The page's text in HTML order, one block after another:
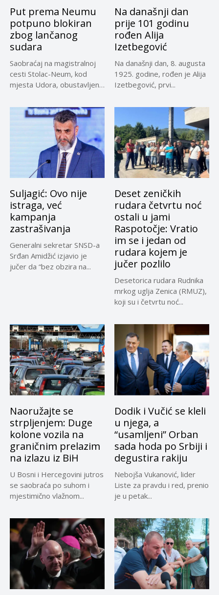
Put prema Neumu
potpuno blokiran
zbog lančanog
sudara
Saobraćaj na magistralnoj
cesti Stolac-Neum, kod
mjesta Udora, obustavljen
Na današnji dan
prije 101 godinu
rođen Alija
Izetbegović
Na današnji dan, 8. augusta
1925. godine, rođen je Alija
Izetbegović, prvi...
Suljagić: Ovo nije
istraga, već
kampanja
zastrašivanja
Generalni sekretar SNSD-a
Srđan Amidžić izjavio je
jučer da “bez obzira na...
Deset zeničkih
rudara četvrtu noć
ostali u jami
Raspotočje: Vratio
im se i jedan od
rudara kojem je
jučer pozlilo
Desetorica rudara Rudnika
mrkog uglja Zenica (RMUZ),
koji su i četvrtu noć...
Naoružajte se
strpljenjem: Duge
kolone vozila na
graničnim prelazim
na izlazu iz BiH
U Bosni i Hercegovini jutros
se saobraća po suhom i
mjestimično vlažnom...
Dodik i Vučić se kleli
u njega, a
“usamljeni” Orban
sada hoda po Srbiji i
degustira rakiju
Nebojša Vukanović, lider
Liste za pravdu i red, prenio
je u petak...